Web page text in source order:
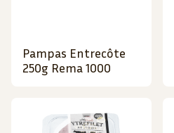
Pampas Entrecôte
250g Rema 1000